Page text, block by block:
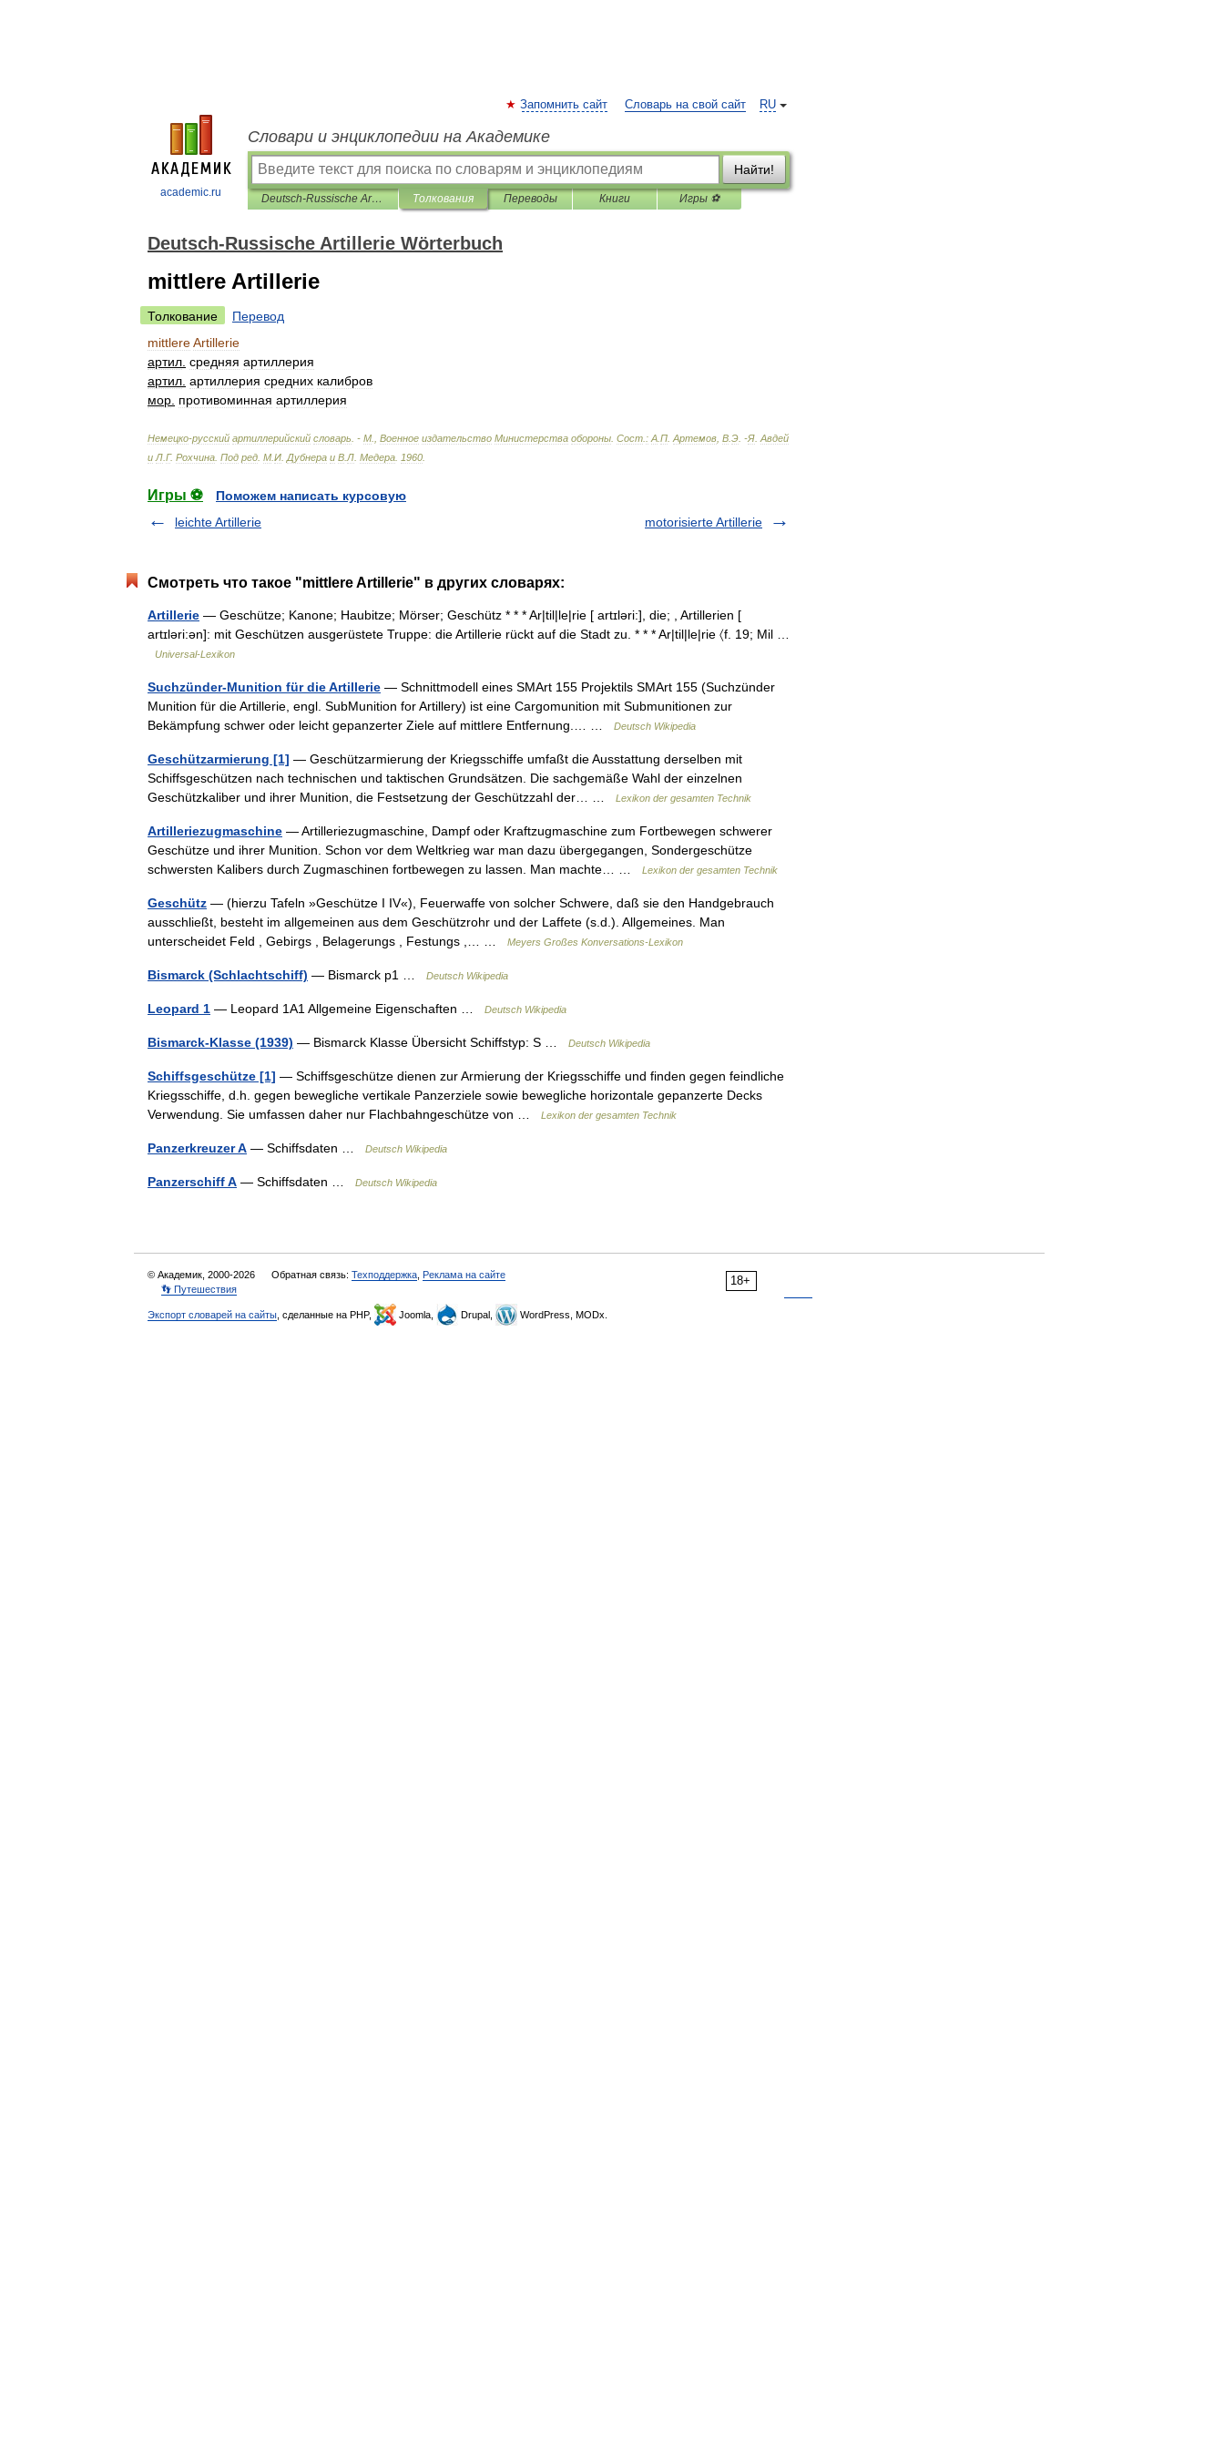
academic.ru
RU
Запомнить сайт Словарь на свой сайт
Словари и энциклопедии на Академике
Найти!
Deutsch-Russische Artillerie Wörterbuch Толкования Переводы Книги Игры ⚽
Deutsch-Russische Artillerie Wörterbuch
mittlere Artillerie
Толкование
Перевод
mittlereArtillerie
артил средняя артиллерия
артил артиллерия средних калибров
мор противоминная артиллерия
Немецко-русский артиллерийский словарь . - М Военное издательство Министерства обороны Сост : А П Артемов В Э . -Я Авдей
и Л Г. Рохчина Под ред М И Дубнера и В Л Медера 1960
Игры ⚽
Поможем написать курсовую
leichte Artillerie
motorisierte Artillerie
Смотреть что такое "mittlere Artillerie" в других словарях:
Artillerie — Geschütze; Kanone; Haubitze; Mörser; Geschütz * * * Ar|til|le|rie [ artɪləri:], die; , Artillerien [
artɪləri:ən]: mit Geschützen ausgerüstete Truppe: die Artillerie rückt auf die Stadt zu. * * * Ar|til|le|rie 〈f. 19; Mil …
Universal-Lexikon
Suchzünder-Munition für die Artillerie — Schnittmodell eines SMArt 155 Projektils SMArt 155 (Suchzünder
Munition für die Artillerie, engl. SubMunition for Artillery) ist eine Cargomunition mit Submunitionen zur
Bekämpfung schwer oder leicht gepanzerter Ziele auf mittlere Entfernung.… …
Deutsch Wikipedia
Geschützarmierung [1] — Geschützarmierung der Kriegsschiffe umfaßt die Ausstattung derselben mit
Schiffsgeschützen nach technischen und taktischen Grundsätzen. Die sachgemäße Wahl der einzelnen
Geschützkaliber und ihrer Munition, die Festsetzung der Geschützzahl der… …
Lexikon der gesamten Technik
Artilleriezugmaschine — Artilleriezugmaschine, Dampf oder Kraftzugmaschine zum Fortbewegen schwerer
Geschütze und ihrer Munition. Schon vor dem Weltkrieg war man dazu übergegangen, Sondergeschütze
schwersten Kalibers durch Zugmaschinen fortbewegen zu lassen. Man machte… …
Lexikon der gesamten Technik
Geschütz — (hierzu Tafeln »Geschütze I IV«), Feuerwaffe von solcher Schwere, daß sie den Handgebrauch
ausschließt, besteht im allgemeinen aus dem Geschützrohr und der Laffete (s.d.). Allgemeines. Man
unterscheidet Feld , Gebirgs , Belagerungs , Festungs ,… …
Meyers Großes Konversations-Lexikon
Bismarck (Schlachtschiff) — Bismarck p1 … Deutsch Wikipedia
Leopard 1 — Leopard 1A1 Allgemeine Eigenschaften … Deutsch Wikipedia
Bismarck-Klasse (1939) — Bismarck Klasse Übersicht Schiffstyp: S … Deutsch Wikipedia
Schiffsgeschütze [1] — Schiffsgeschütze dienen zur Armierung der Kriegsschiffe und finden gegen feindliche
Kriegsschiffe, d.h. gegen bewegliche vertikale Panzerziele sowie bewegliche horizontale gepanzerte Decks
Verwendung. Sie umfassen daher nur Flachbahngeschütze von …
Lexikon der gesamten Technik
Panzerkreuzer A — Schiffsdaten … Deutsch Wikipedia
Panzerschiff A — Schiffsdaten … Deutsch Wikipedia
18+
© Академик, 2000-2026 Обратная связь: Техподдержка Реклама на сайте
👣 Путешествия
Экспорт словарей на сайты , сделанные на PHP, Joomla, Drupal, WordPress, MODx.